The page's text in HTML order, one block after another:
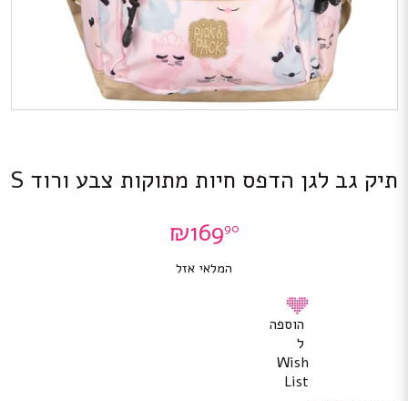
תיק גב לגן הדפס חיות מתוקות צבע ורוד S
₪16990
המלאי אזל
הוספה
ל
Wish
List